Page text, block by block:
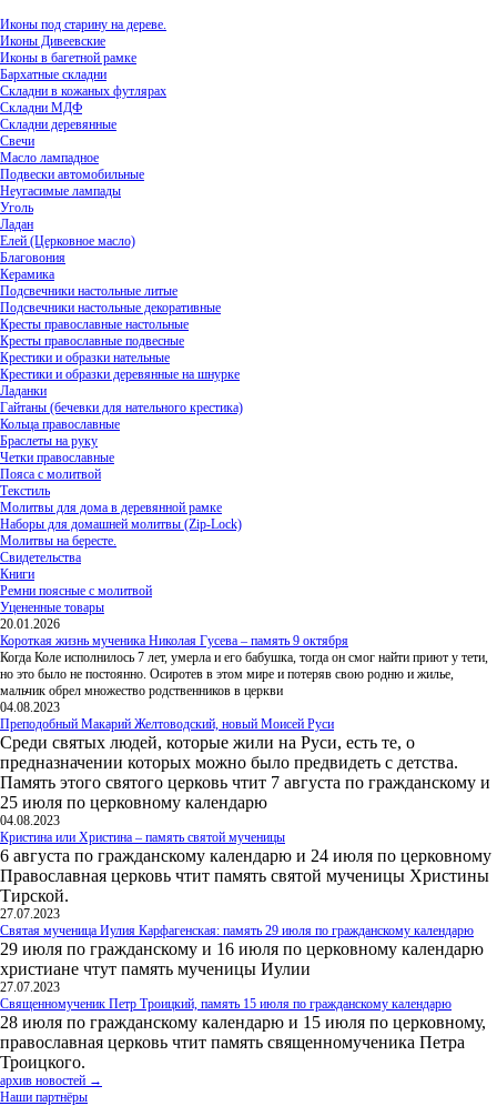
Иконы под старину на дереве.
Иконы Дивеевские
Иконы в багетной рамке
Бархатные складни
Складни в кожаных футлярах
Складни МДФ
Складни деревянные
Свечи
Масло лампадное
Подвески автомобильные
Неугасимые лампады
Уголь
Ладан
Елей (Церковное масло)
Благовония
Керамика
Подсвечники настольные литые
Подсвечники настольные декоративные
Кресты православные настольные
Кресты православные подвесные
Крестики и образки нательные
Крестики и образки деревянные на шнурке
Ладанки
Гайтаны (бечевки для нательного крестика)
Кольца православные
Браслеты на руку
Четки православные
Пояса с молитвой
Текстиль
Молитвы для дома в деревянной рамке
Наборы для домашней молитвы (Zip-Lock)
Молитвы на бересте.
Свидетельства
Книги
Ремни поясные с молитвой
Уцененные товары
20.01.2026
Короткая жизнь мученика Николая Гусева – память 9 октября
Когда Коле исполнилось 7 лет, умерла и его бабушка, тогда он смог найти приют у тети,
но это было не постоянно. Осиротев в этом мире и потеряв свою родню и жилье,
мальчик обрел множество родственников в церкви
04.08.2023
Преподобный Макарий Желтоводский, новый Моисей Руси
Среди святых людей, которые жили на Руси, есть те, о
предназначении которых можно было предвидеть с детства.
Память этого святого церковь чтит 7 августа по гражданскому и
25 июля по церковному календарю
04.08.2023
Кристина или Христина – память святой мученицы
6 августа по гражданскому календарю и 24 июля по церковному
Православная церковь чтит память святой мученицы Христины
Тирской.
27.07.2023
Святая мученица Иулия Карфагенская: память 29 июля по гражданскому календарю
29 июля по гражданскому и 16 июля по церковному календарю
христиане чтут память мученицы Иулии
27.07.2023
Священномученик Петр Троицкий, память 15 июля по гражданскому календарю
28 июля по гражданскому календарю и 15 июля по церковному,
православная церковь чтит память священномученика Петра
Троицкого.
архив новостей →
Наши партнёры